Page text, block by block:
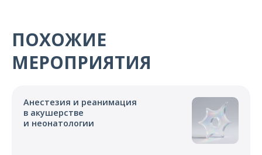
ПОХОЖИЕ
МЕРОПРИЯТИЯ
Анестезия и реанимация
в акушерстве
и неонатологии